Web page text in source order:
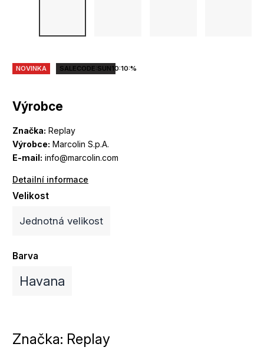
Výrobce
Značka: Replay
Výrobce: Marcolin S.p.A.
E-mail: info@marcolin.com
Detailní informace
NOVINKA SALECODE:SUN10:10:%
Velikost
Jednotná velikost
Barva
Havana
Značka: Replay